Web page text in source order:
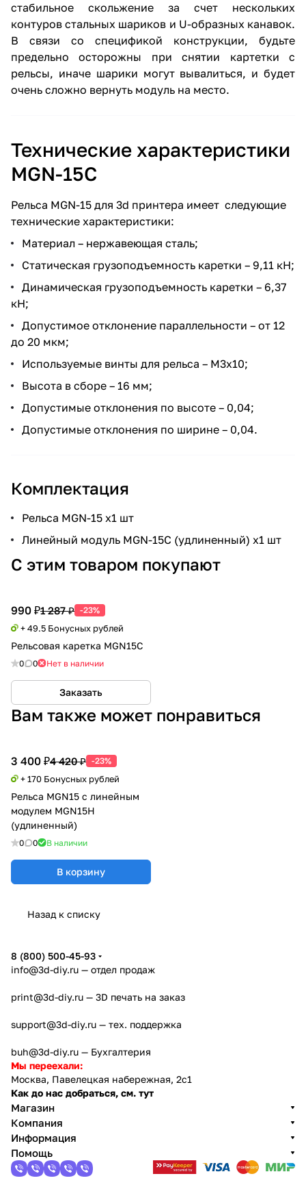
стабильное скольжение за счет нескольких
контуров стальных шариков и U-образных канавок.
В связи со спецификой конструкции, будьте
предельно осторожны при снятии картетки с
рельсы, иначе шарики могут вывалиться, и будет
очень сложно вернуть модуль на место.
Технические характеристики
MGN-15C
Рельса MGN-15 для 3d принтера имеет следующие
технические характеристики:
Материал – нержавеющая сталь;
Статическая грузоподъемность каретки – 9,11 кН;
Динамическая грузоподъемность каретки – 6,37
кН;
Допустимое отклонение параллельности – от 12
до 20 мкм;
Используемые винты для рельса – М3х10;
Высота в сборе – 16 мм;
Допустимые отклонения по высоте – 0,04;
Допустимые отклонения по ширине – 0,04.
Комплектация
Pельса MGN-15 x1 шт
Линейный модуль MGN-15C (удлиненный) x1 шт
С этим товаром покупают
990 ₽1 287 ₽ -23%
+ 49.5 Бонусных рублей
Рельсовая каретка MGN15С
0 0 Нет в наличии
Заказать
Вам также может понравиться
3 400 ₽4 420 ₽ -23%
+ 170 Бонусных рублей
Рельса MGN15 с линейным
модулем MGN15H
(удлиненный)
0 0 В наличии
В корзину
Назад к списку
8 (800) 500-45-93
info@3d-diy.ru — отдел продаж
print@3d-diy.ru — 3D печать на заказ
support@3d-diy.ru — тех. поддержка
buh@3d-diy.ru — Бухгалтерия
Мы переехали:
Москва, Павелецкая набережная, 2с1
Как до нас добраться, см. тут
Магазин
Компания
Информация
Помощь